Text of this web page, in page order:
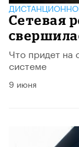
Сетевая
Что придет на
системе
9 июня